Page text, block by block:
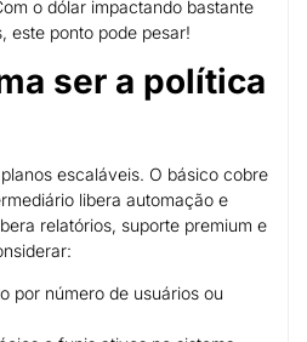
o dólar impactando bastante
este ponto pode pesar!
ser a política
escaláveis. O básico cobre
libera automação e
relatórios, suporte premium e
por número de usuários ou